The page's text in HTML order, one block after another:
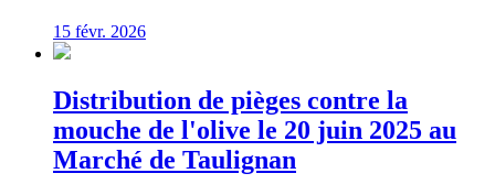
15 févr. 2026
Distribution de pièges contre la
mouche de l'olive le 20 juin 2025 au
Marché de Taulignan